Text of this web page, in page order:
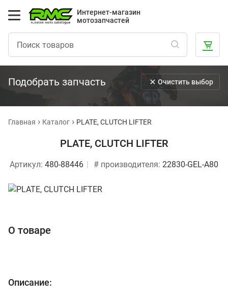
Интернет-магазин
мотозапчастей
Подобрать запчасть Очистить выбор
Главная Каталог PLATE, CLUTCH LIFTER
PLATE, CLUTCH LIFTER
Артикул: 480-88446 # производителя: 22830-GEL-A80
О товаре
Описание: